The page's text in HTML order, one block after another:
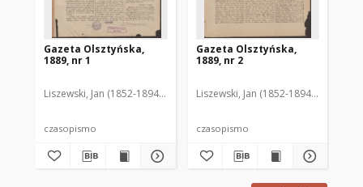
Gazeta Olsztyńska,
1889, nr 1
Liszewski, Jan (1852-1894). Red.
czasopismo
Gazeta Olsztyńska,
1889, nr 2
Liszewski, Jan (1852-1894). Red.
czasopismo